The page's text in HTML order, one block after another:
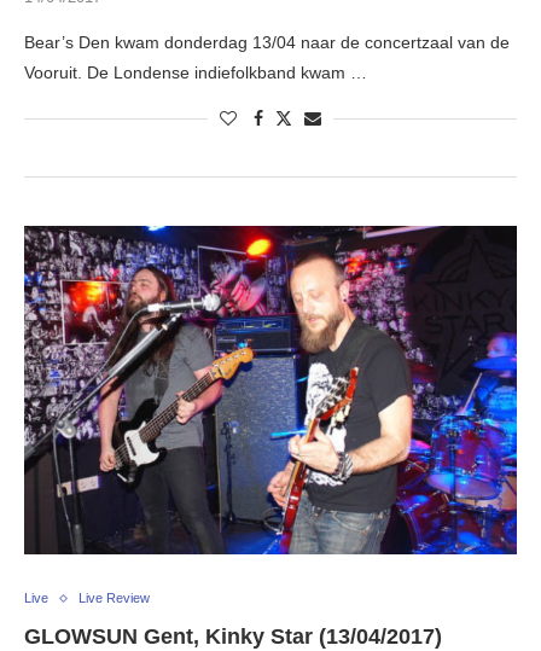
Bear’s Den kwam donderdag 13/04 naar de concertzaal van de
Vooruit. De Londense indiefolkband kwam …
Live Live Review
GLOWSUN Gent, Kinky Star (13/04/2017)